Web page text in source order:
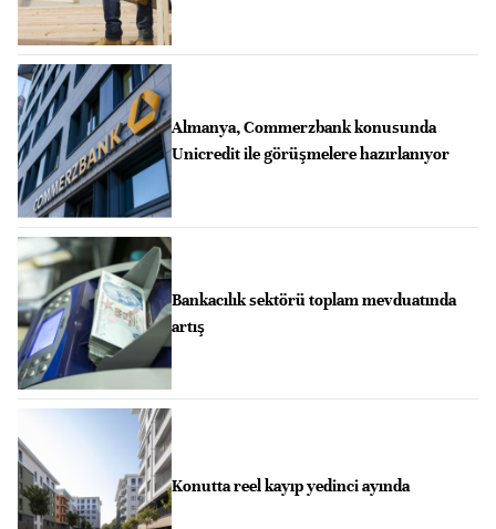
Almanya, Commerzbank konusunda
Unicredit ile görüşmelere hazırlanıyor
Bankacılık sektörü toplam mevduatında
artış
Konutta reel kayıp yedinci ayında